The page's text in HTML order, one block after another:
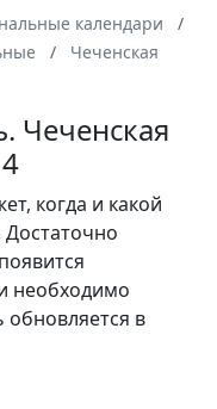
календари
Чеченская
Чеченская
когда и какой
необходимо
обновляется в